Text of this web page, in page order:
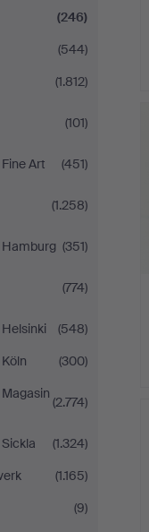
(246)
(544)
(1.812)
(101)
Art
(451)
(1.258)
(351)
(774)
(548)
(300)
(2.774)
(1.324)
(1.165)
(9)